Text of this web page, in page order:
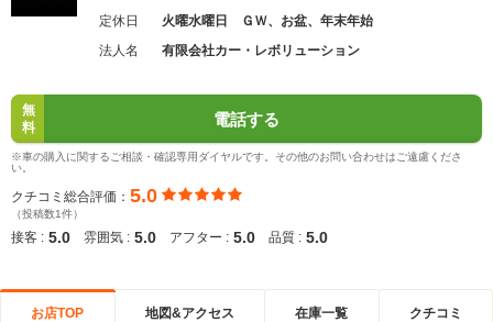
定休日
火曜水曜日 ＧＷ、お盆、年末年始
法人名
有限会社カー・レボリューション
無
料
電話する
※車の購入に関するご相談・確認専用ダイヤルです。その他のお問い合わせはご遠慮くださ
い。
クチコミ総合評価： 5.0
（投稿数1件）
接客 : 5.0 雰囲気 : 5.0 アフター : 5.0 品質 : 5.0
お店TOP 地図&アクセス 在庫一覧 クチコミ